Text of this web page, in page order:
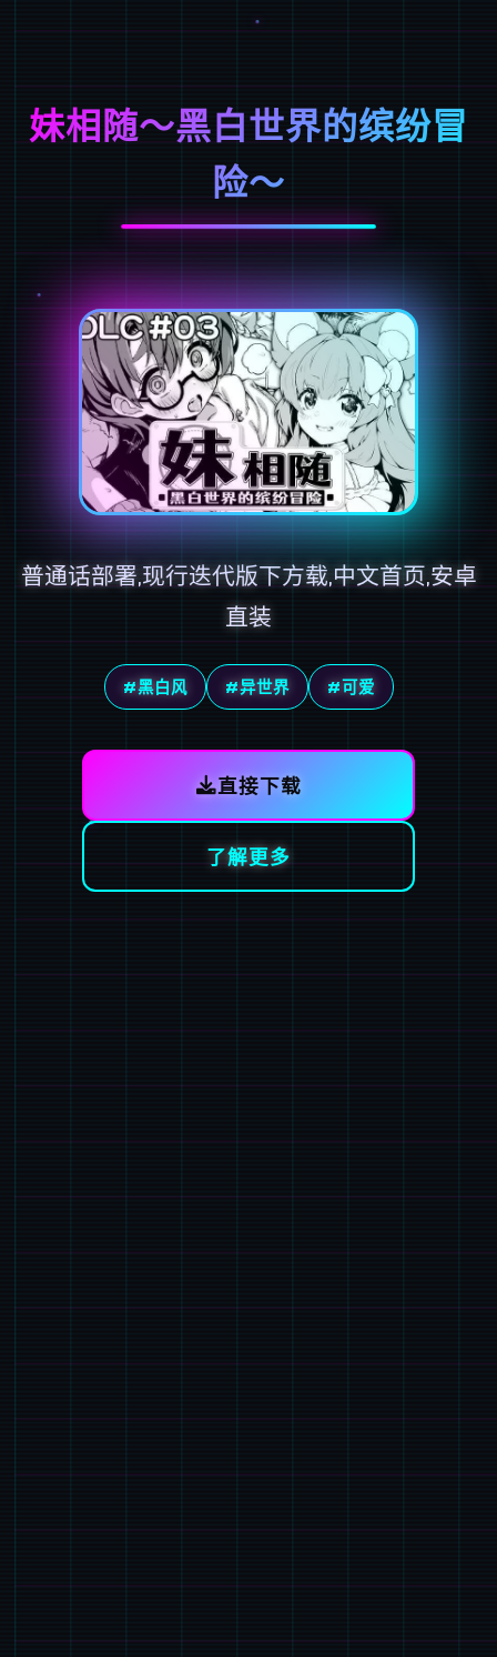
妹相随～黑白世界的缤纷冒
险～
普通话部署,现行迭代版下方载,中文首页,安卓
直装
#黑白风 #异世界 #可爱
直接下载
了解更多